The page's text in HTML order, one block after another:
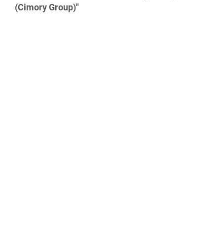
(Cimory Group)"